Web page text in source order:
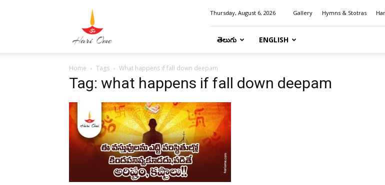
Thursday, August 6, 2026 Gallery Hymns & Stotras
తెలుగు ENGLISH
Home Tags What happens if fall down deepam
Tag: what happens if fall down deepam